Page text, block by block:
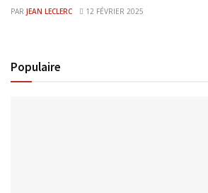
PAR JEAN LECLERC 12 FÉVRIER 2025
Populaire